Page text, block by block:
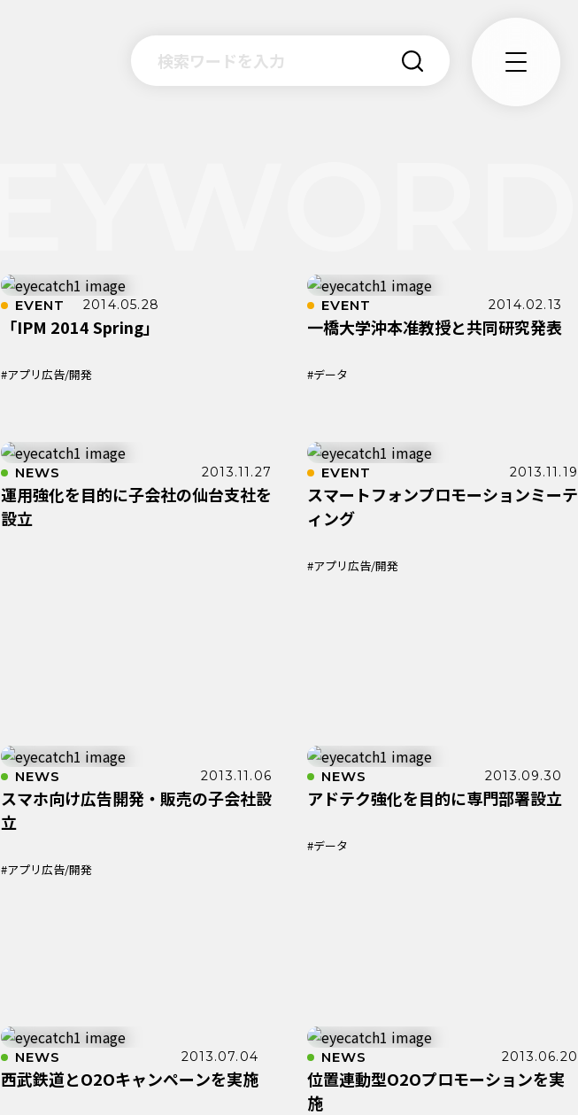
EVENT 2014.05.28
「IPM 2014 Spring」
#アプリ広告/開発
EVENT 2014.02.13
一橋大学沖本准教授と共同研究発表
#データ
NEWS 2013.11.27
運用強化を目的に子会社の仙台支社を
設立
EVENT 2013.11.19
スマートフォンプロモーションミーテ
ィング
#アプリ広告/開発
NEWS 2013.11.06
スマホ向け広告開発・販売の子会社設
立
#アプリ広告/開発
NEWS 2013.09.30
アドテク強化を目的に専門部署設立
#データ
NEWS 2013.07.04
西武鉄道とO2Oキャンペーンを実施
NEWS 2013.06.20
位置連動型O2Oプロモーションを実
施